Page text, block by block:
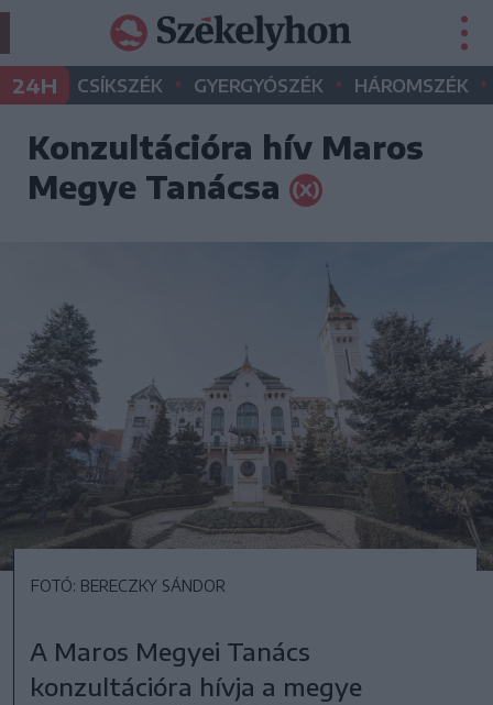
24H CSÍKSZÉK • GYERGYÓSZÉK • HÁROMSZÉK •
Konzultációra hív Maros
Megye Tanácsa
FOTÓ: BERECZKY SÁNDOR
A Maros Megyei Tanács
konzultációra hívja a megye